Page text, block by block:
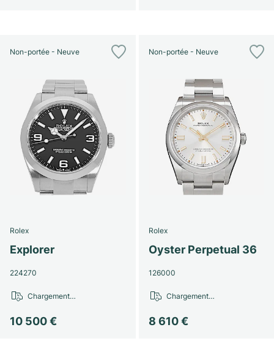
Non-portée - Neuve
Rolex
Explorer
224270
10 500 €
Chargement…
Non-portée - Neuve
Rolex
Oyster Perpetual 36
126000
8 610 €
Chargement…